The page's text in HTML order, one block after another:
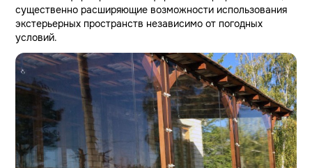
существенно расширяющие возможности использования
экстерьерных пространств независимо от погодных
условий.